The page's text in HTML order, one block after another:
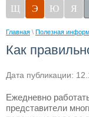
Щ
Э Ю Я
Главная \ Полезная
Как
Дата публикации:
Ежедневно
представители